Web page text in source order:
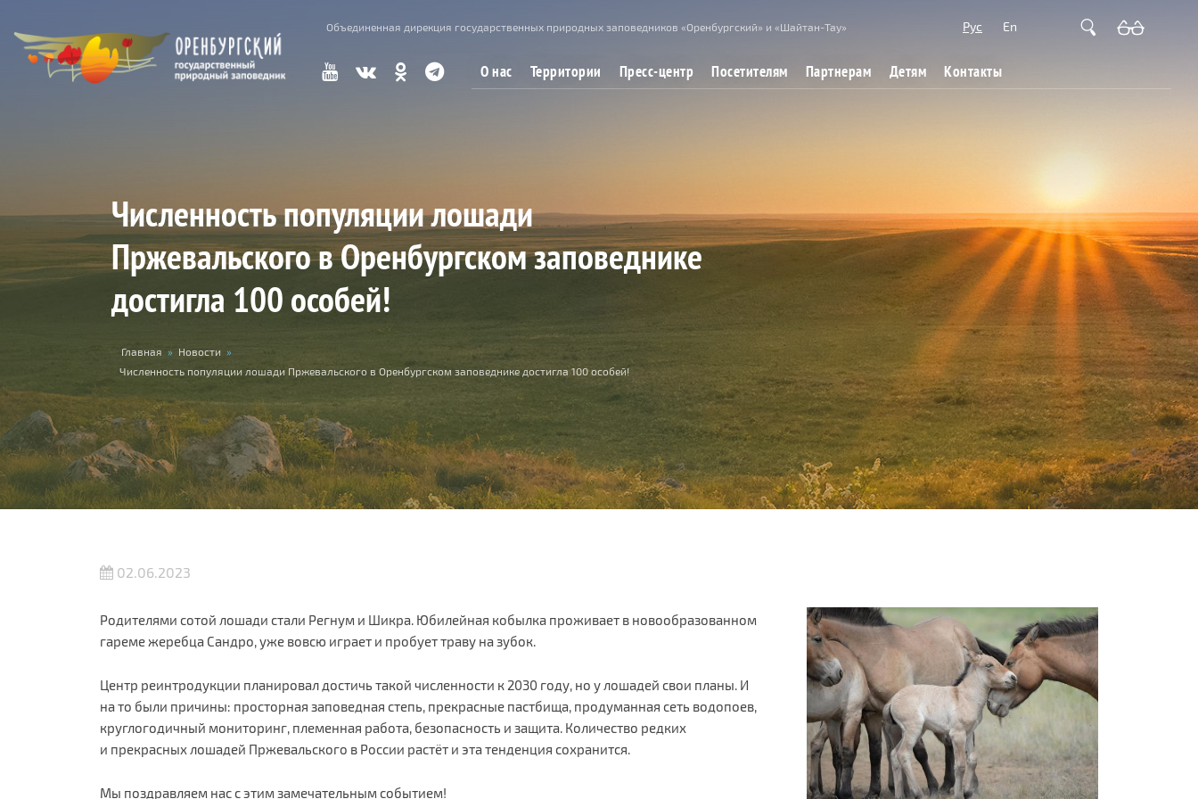
Объединенная дирекция государственных природных заповедников «Оренбургский» и «Шайтан-Тау» Рус En
О нас Территории Пресс-центр Посетителям Партнерам Детям Контакты
Численность популяции лошади
Пржевальского в Оренбургском заповеднике
достигла 100 особей!
Вы здесь
Главная » Новости »
Численность популяции лошади Пржевальского в Оренбургском заповеднике достигла 100 особей!
02.06.2023
Родителями сотой лошади стали Регнум и Шикра. Юбилейная кобылка проживает в новообразованном
гареме жеребца Сандро, уже вовсю играет и пробует траву на зубок.
Центр реинтродукции планировал достичь такой численности к 2030 году, но у лошадей свои планы. И
на то были причины: просторная заповедная степь, прекрасные пастбища, продуманная сеть водопоев,
круглогодичный мониторинг, племенная работа, безопасность и защита. Количество редких
и прекрасных лошадей Пржевальского в России растёт и эта тенденция сохранится.
Мы поздравляем нас с этим замечательным событием!